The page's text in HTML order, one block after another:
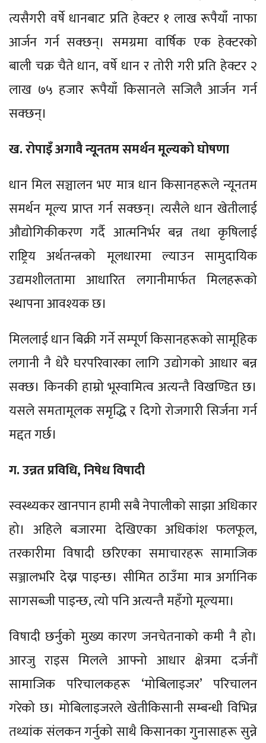
त्यसैगरी वर्षे धानबाट प्रति हेक्टर १ लाख रूपैयाँ नाफा
आर्जन गर्न सक्छन्। समग्रमा वार्षिक एक हेक्टरको
बाली चक्र चैते धान, वर्षे धान र तोरी गरी प्रति हेक्टर २
लाख ७५ हजार रूपैयाँ किसानले सजिलै आर्जन गर्न
सक्छन्।
ख. रोपाइँ अगावै न्यूनतम समर्थन मूल्यको घोषणा
धान मिल सञ्चालन भए मात्र धान किसानहरूले न्यूनतम
समर्थन मूल्य प्राप्त गर्न सक्छन्। त्यसैले धान खेतीलाई
औद्योगिकीकरण गर्दै आत्मनिर्भर बन्न तथा कृषिलाई
राष्ट्रिय अर्थतन्त्रको मूलधारमा ल्याउन सामुदायिक
उद्यमशीलतामा आधारित लगानीमार्फत मिलहरूको
स्थापना आवश्यक छ।
मिललाई धान बिक्री गर्ने सम्पूर्ण किसानहरूको सामूहिक
लगानी नै धेरै घरपरिवारका लागि उद्योगको आधार बन्न
सक्छ। किनकी हाम्रो भूस्वामित्व अत्यन्तै विखण्डित छ।
यसले समतामूलक समृद्धि र दिगो रोजगारी सिर्जना गर्न
मद्दत गर्छ।
ग. उन्नत प्रविधि, निषेध विषादी
स्वस्थ्यकर खानपान हामी सबै नेपालीको साझा अधिकार
हो। अहिले बजारमा देखिएका अधिकांश फलफूल,
तरकारीमा विषादी छरिएका समाचारहरू सामाजिक
सञ्जालभरि देख्न पाइन्छ। सीमित ठाउँमा मात्र अर्गानिक
सागसब्जी पाइन्छ, त्यो पनि अत्यन्तै महँगो मूल्यमा।
विषादी छर्नुको मुख्य कारण जनचेतनाको कमी नै हो।
आरजु राइस मिलले आफ्नो आधार क्षेत्रमा दर्जनौं
सामाजिक परिचालकहरू ‘मोबिलाइजर’ परिचालन
गरेको छ। मोबिलाइजरले खेतीकिसानी सम्बन्धी विभिन्न
तथ्यांक संलकन गर्नुको साथै किसानका गुनासाहरू सुन्ने